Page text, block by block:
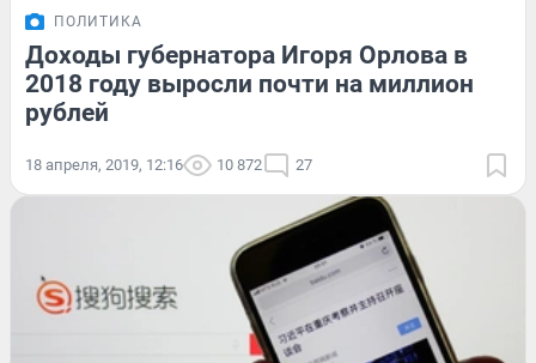
ПОЛИТИКА
Доходы губернатора Игоря Орлова в
2018 году выросли почти на миллион
рублей
18 апреля, 2019, 12:16 10 872 27